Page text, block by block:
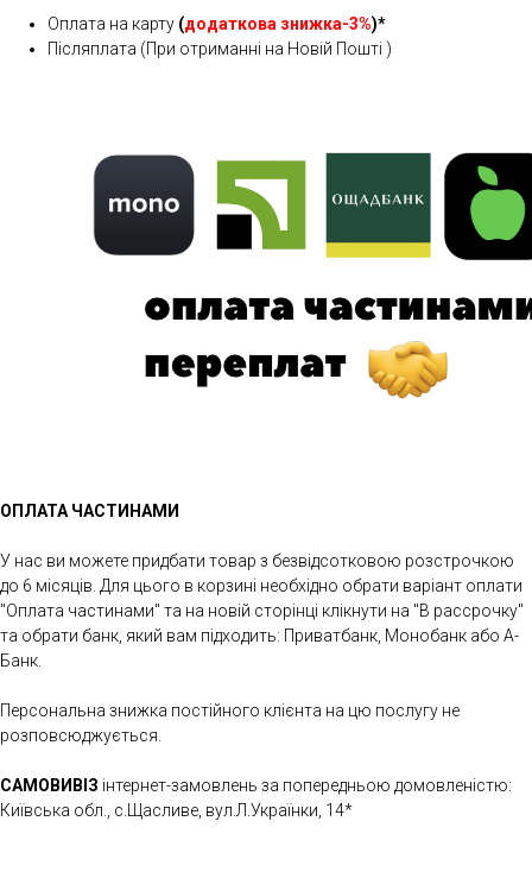
Оплата на карту (додаткова знижка-3%)*
Післяплата (При отриманні на Новій Пошті )
ОПЛАТА ЧАСТИНАМИ
У нас ви можете придбати товар з безвідсотковою розстрочкою
до 6 місяців. Для цього в корзині необхідно обрати варіант оплати
"Оплата частинами" та на новій сторінці клікнути на "В рассрочку"
та обрати банк, який вам підходить: Приватбанк, Монобанк або А-
Банк.
Персональна знижка постійного клієнта на цю послугу не
розповсюджується.
САМОВИВІЗ інтернет-замовлень за попередньою домовленістю:
Київська обл., с.Щасливе, вул.Л.Українки, 14*